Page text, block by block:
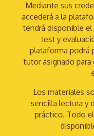
Mediante sus
accederá a la
tendrá disponible
test y
plataforma podrá
tutor asignado para
Los materiales
sencilla lectura y
práctico. Todo